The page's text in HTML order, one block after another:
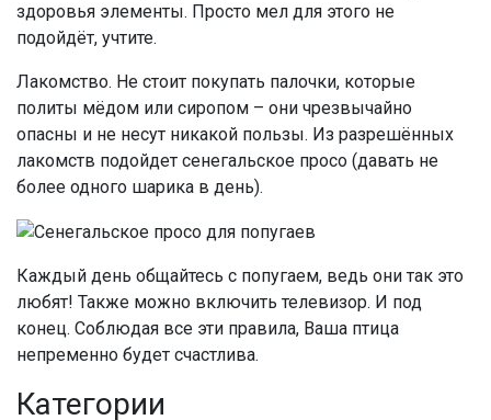
здоровья элементы. Просто мел для этого не
подойдёт, учтите.
Лакомство. Не стоит покупать палочки, которые
политы мёдом или сиропом – они чрезвычайно
опасны и не несут никакой пользы. Из разрешённых
лакомств подойдет сенегальское просо (давать не
более одного шарика в день).
Каждый день общайтесь с попугаем, ведь они так это
любят! Также можно включить телевизор. И под
конец. Соблюдая все эти правила, Ваша птица
непременно будет счастлива.
Категории